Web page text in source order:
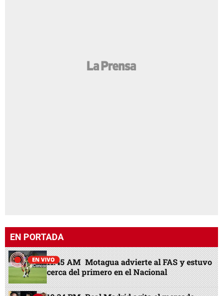
EN PORTADA
11:45 AM Motagua advierte al FAS y estuvo
cerca del primero en el Nacional